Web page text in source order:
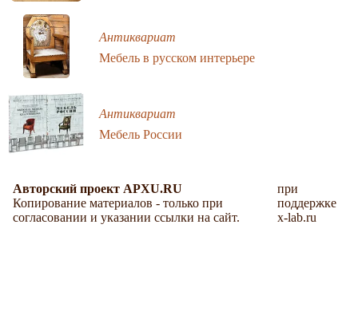
Антиквариат
Мебель в русском интерьере
Антиквариат
Мебель России
Авторский проект APXU.RU
Копирование материалов - только при
согласовании и указании ссылки на сайт.
при
поддержке
x-lab.ru